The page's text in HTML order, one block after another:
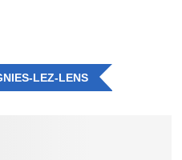
LEZ-LENS